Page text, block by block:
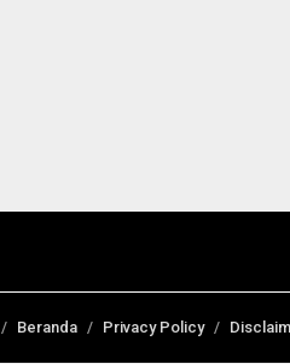
Beranda Privacy Policy